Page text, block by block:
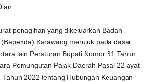
penagihan yang dikeluarkan Badan
Karawang merujuk pada dasar
lain Peraturan Bupati Nomor 31 Tahun
Pemungutan Pajak Daerah Pasal 22 ayat
2022 tentang Hubungan Keuangan